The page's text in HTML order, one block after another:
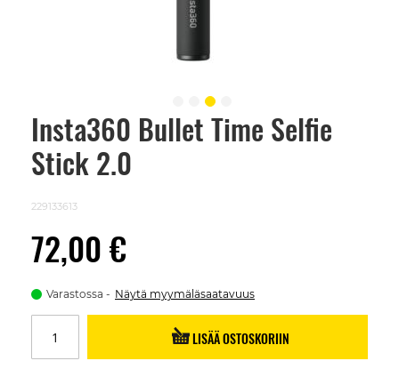
Insta360 Bullet Time Selfie
Stick 2.0
229133613
72,00 €
Varastossa Näytä myymäläsaatavuus
LISÄÄ OSTOSKORIIN
Skip
beginning
images